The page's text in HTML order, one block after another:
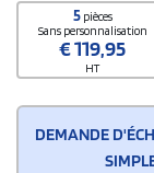
5 pièces
Sans personnalisation
€119,95
HT
DEMANDE